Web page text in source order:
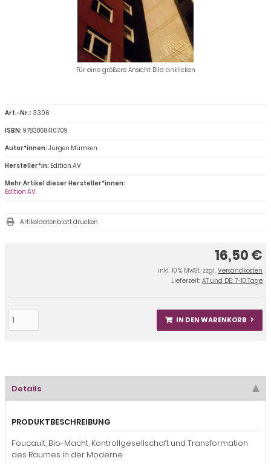
Für eine größere Ansicht Bild anklicken
16,50 €
inkl. 10 % MwSt. zzgl. Versandkosten
Lieferzeit: AT und DE: 7-10 Tage
IN DEN WARENKORB
Art.-Nr.: 3306
ISBN:9783868410709
Autor*innen:Jürgen Mümken
Hersteller*in: Edition AV
Mehr Artikel dieser Hersteller*innen:
Edition AV
Artikeldatenblatt drucken
Details
PRODUKTBESCHREIBUNG
Foucault, Bio-Macht, Kontrollgesellschaft und Transformation
des Raumes in der Moderne